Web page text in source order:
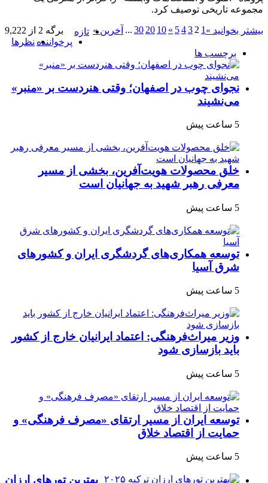
مجموعه تاریخی توصیف کرد.
بیشتر بخوانید » برگه 2 از 9,222 1
2
3
4
5
»
10
20
30
... آخرین » تازه
پرخواننده نظرها
برچسب ها
نجوای چوب در اصفهان؛ وقتی هنردست بر «منبر»
می‌نشیند
5 ساعت پیش
خلق محصولات هویت‌آفرین، بخشی از مسیر
معرفی رهبر شهید به جهانیان است
5 ساعت پیش
توسعه همکاری‌های گردشگری ایران و کشورهای
شرق آسیا
5 ساعت پیش
وزیر میراث‌فرهنگی: اعتماد ایرانیان خارج از کشور
باید بازسازی شود
5 ساعت پیش
توسعه ایران از مسیر ارتقای «مصرف فرهنگی» و
حمایت از اقتصاد خلاق
5 ساعت پیش
بهترین تورهای ارزان